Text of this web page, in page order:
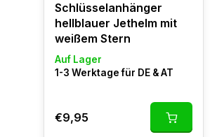
Schlüsselanhänger
hellblauer Jethelm mit
weißem Stern
Auf Lager
1-3 Werktage für DE & AT
€9,95